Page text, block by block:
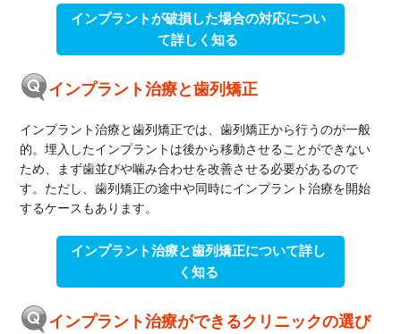
インプラントが破損した場合の対応につい
て詳しく知る
インプラント治療と歯列矯正
インプラント治療と歯列矯正では、歯列矯正から行うのが一般
的。埋入したインプラントは後から移動させることができない
ため、まず歯並びや噛み合わせを改善させる必要があるので
す。ただし、歯列矯正の途中や同時にインプラント治療を開始
するケースもあります。
インプラント治療と歯列矯正について詳し
く知る
インプラント治療ができるクリニックの選び